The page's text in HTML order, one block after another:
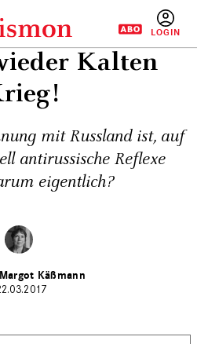
Kalten
mit Russland ist, auf
antirussische Reflexe
eigentlich?
Käßmann